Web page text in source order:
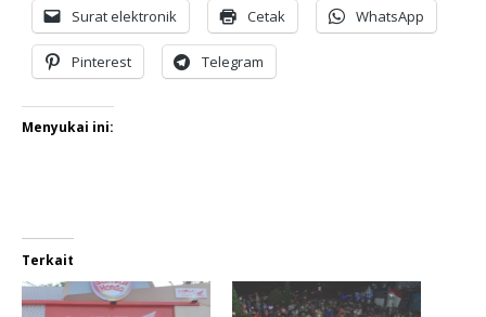
Surat elektronik Cetak WhatsApp
Pinterest Telegram
Menyukai ini:
Terkait